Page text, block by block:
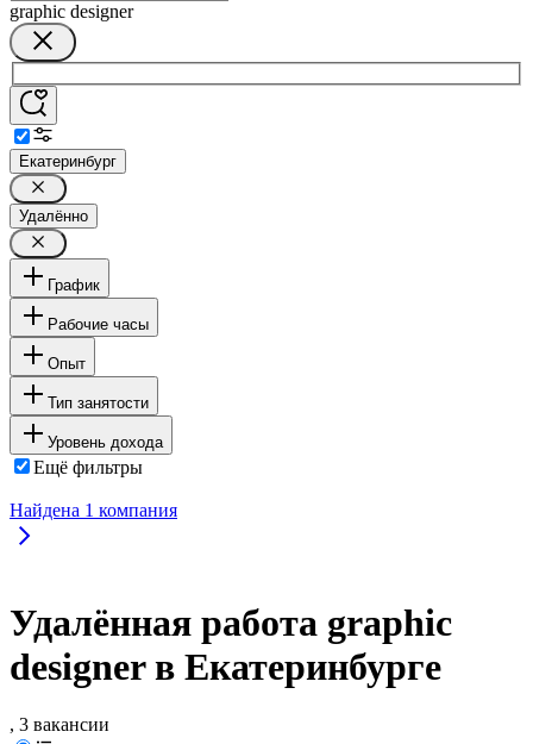
graphic designer
Екатеринбург
Удалённо
График
Рабочие часы
Опыт
Тип занятости
Уровень дохода
Ещё фильтры
Найдена 1 компания
Удалённая работа graphic
designer в Екатеринбурге
, 3 вакансии